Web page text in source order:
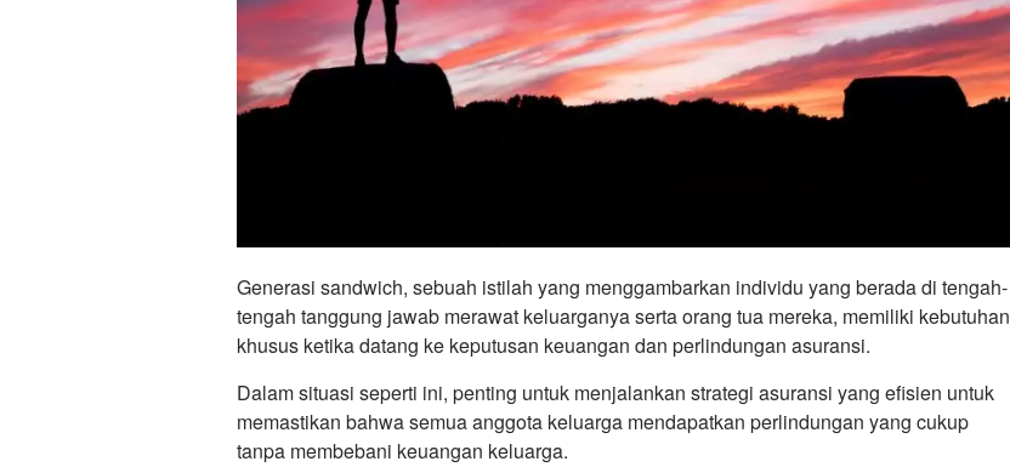
Generasi sandwich, sebuah istilah yang menggambarkan individu yang berada di tengah-
tengah tanggung jawab merawat keluarganya serta orang tua mereka, memiliki kebutuhan
khusus ketika datang ke keputusan keuangan dan perlindungan asuransi.
Dalam situasi seperti ini, penting untuk menjalankan strategi asuransi yang efisien untuk
memastikan bahwa semua anggota keluarga mendapatkan perlindungan yang cukup
tanpa membebani keuangan keluarga.